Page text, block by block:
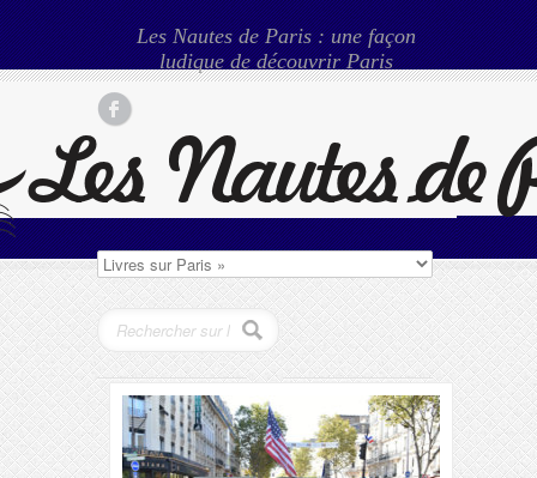
Les Nautes de Paris : une façon
ludique de découvrir Paris